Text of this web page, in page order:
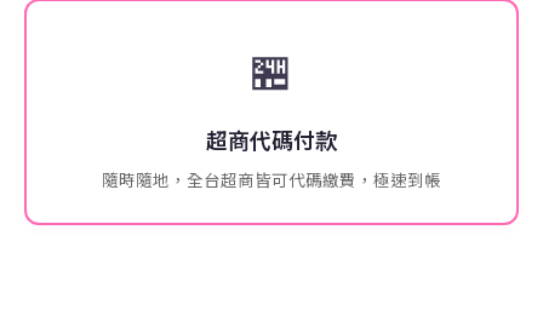
🏪
超商代碼付款
隨時隨地，全台超商皆可代碼繳費，極速到帳